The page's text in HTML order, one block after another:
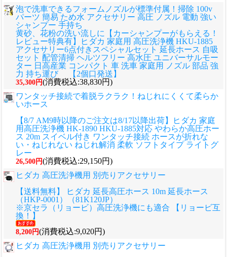
泡で洗車できるフォームノズルが標準付属！掃除 100v
パーツ 簡易 ため水 アクセサリー 高圧 ノズル 電動 強い
シャンプー 手持ち
黄砂、花粉の洗い流しに
【カーシャンプーがもらえる！
レビュー特典有】ヒダカ 家庭用 高圧洗浄機 HKU-1885
アクセサリー6点付きスペシャルセット 延長ホース 自吸
セット 配管清掃 ヘルツフリー 高水圧 ユニバーサルモー
ター 日高産業 コンパクト 車 洗車 家庭用 ノズル 部品 強
力 持ち運び 【2個口発送】
35,300円(消費税込:38,830円)
ワンタッチ接続で着脱ラクラク！ねじれにくくて柔らか
いホース
【8/7 AM9時以降のご注文は8/17以降出荷】ヒダカ 家庭
用高圧洗浄機 HK-1890 HKU-1885対応 やわらか高圧ホー
ス 20m スイベル付き ワンタッチ接続 ホースが折れな
い・ねじれない ねじれ解消 柔軟 ソフトタイプ ライトグ
レー
26,500円(消費税込:29,150円)
ヒダカ 高圧洗浄機用 別売りアクセサリー
【送料無料】 ヒダカ 延長高圧ホース 10m 延長ホース
（HKP-0001）（81K120JP）
※京セラ（リョービ）高圧洗浄機にも適合 【リョービ互
換！】
8,200円(消費税込:9,020円)
ヒダカ 高圧洗浄機用 別売りアクセサリー